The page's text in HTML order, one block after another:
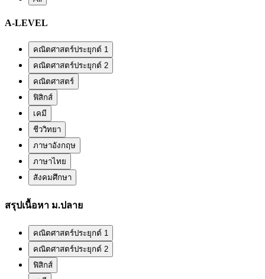
A-LEVEL
คณิตศาสตร์ประยุกต์ 1
คณิตศาสตร์ประยุกต์ 2
คณิตศาสตร์
ฟิสิกส์
เคมี
ชีววิทยา
ภาษาอังกฤษ
ภาษาไทย
สังคมศึกษา
สรุปเนื้อหา ม.ปลาย
คณิตศาสตร์ประยุกต์ 1
คณิตศาสตร์ประยุกต์ 2
ฟิสิกส์